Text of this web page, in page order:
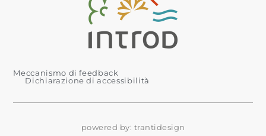
Meccanismo di feedback
Dichiarazione di accessibilità
powered by: trantidesign